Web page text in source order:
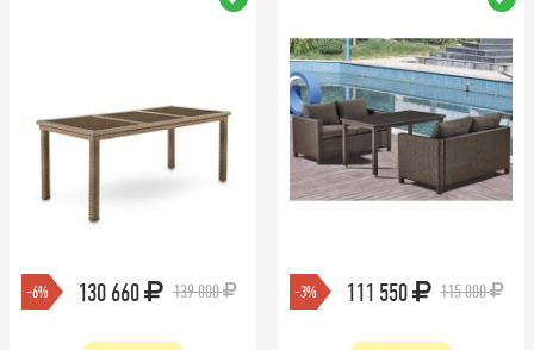
-6% 130 660 139 000 -3% 111 550 115 000